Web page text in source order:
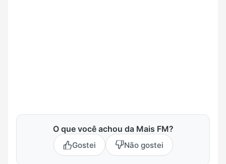
O que você achou da Mais FM?
Gostei Não gostei